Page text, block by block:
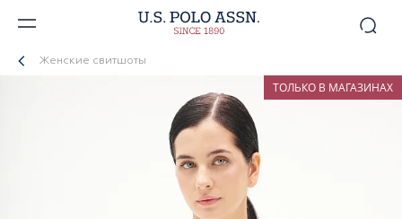
Женские свитшоты
ТОЛЬКО В МАГАЗИНАХ